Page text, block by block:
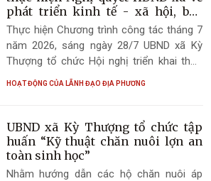
trọng tâm tháng 8 năm 2026 và xem xét
một số nội dung thuộc thẩm quyền. Đồng
chí Hoàng Trọng Lý - Bí thư Đảng ủy, Chủ
tịch HĐND xã chủ trì phiên họp.
phát triển kinh tế - xã hội, bảo
đảm quốc phòng - an ninh 6
tháng cuối năm 2026
Thực hiện Chương trình công tác tháng 7
năm 2026, sáng ngày 28/7 UBND xã Kỳ
Thượng tổ chức Hội nghị triển khai thực
hiện Nghị quyết HĐND xã về phát triển
nhiệm vụ trọng tâm tháng 8 năm 2026.
Đồng chí Nguyễn Cao Cường - Phó Bí thư
Đảng ủy, Chủ tịch UBND xã chủ trì hội
nghị.
HOẠT ĐỘNG CỦA LÃNH ĐẠO ĐỊA PHƯƠNG
UBND xã Kỳ Thượng tổ chức tập
huấn “Kỹ thuật chăn nuôi lợn an
toàn sinh học”
Nhằm hướng dẫn các hộ chăn nuôi áp